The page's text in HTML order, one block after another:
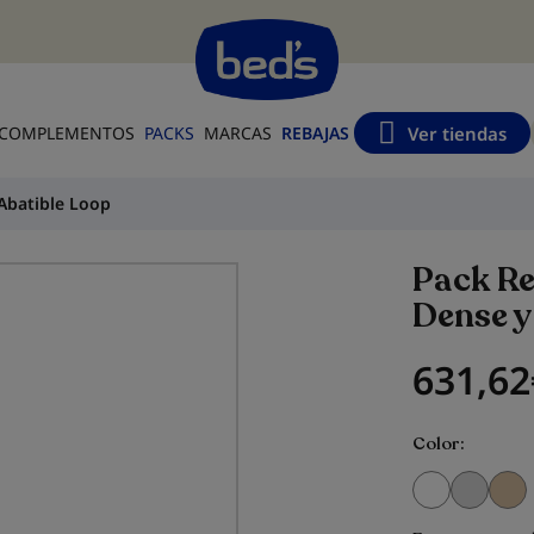
COMPLEMENTOS PACKS MARCAS REBAJAS Ver tiendas
Loop
Pack
Dense
631,62
Color